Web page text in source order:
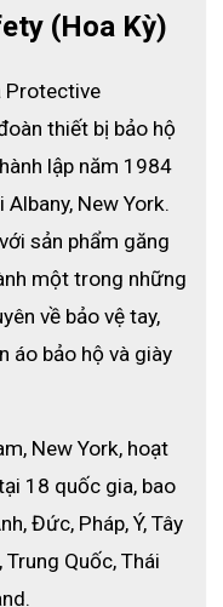
(Hoa Kỳ)
Protective
thiết bị bảo hộ
lập năm 1984
New York.
sản phẩm găng
một trong những
về bảo vệ tay,
áo bảo hộ và giày
New York, hoạt
18 quốc gia, bao
Đức, Pháp, Ý, Tây
Trung Quốc, Thái